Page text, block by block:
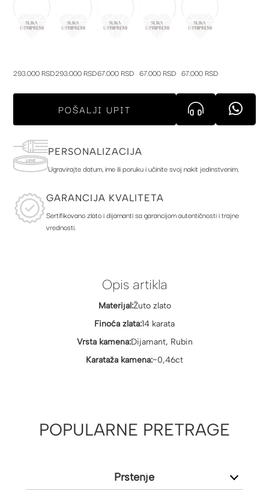
293.000 RSD293.000 RSD67.000 RSD 67.000 RSD 67.000 RSD
POŠALJI UPIT
PERSONALIZACIJA
Ugravirajte datum, ime ili poruku i učinite svoj nakit jedinstvenim.
GARANCIJA KVALITETA
Sertifikovano zlato i dijamanti sa garancijom autentičnosti i trajne
vrednosti.
Opis artikla
Materijal:Žuto zlato
Finoća zlata:14 karata
Vrsta kamena:Dijamant, Rubin
Karataža kamena:~0,46ct
POPULARNE PRETRAGE
Prstenje